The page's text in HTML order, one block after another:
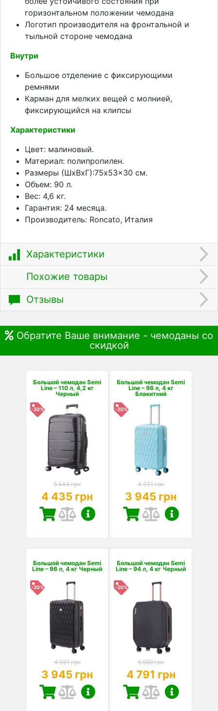
горизонтальном положении чемодана
Логотип производителя на фронтальной и
тыльной стороне чемодана
Внутри
Большое отделение с фиксирующими
ремнями
Карман для мелких вещей с молнией,
фиксирующийся на клипсы
Характеристики
Цвет: малиновый.
Материал: полипропилен.
Размеры (ШхВхГ):75x53x30 см.
Объем: 90 л.
Вес: 4,6 кг.
Гарантия: 24 месяца.
Производитель: Roncato, Италия
Характеристики
Похожие товары
Отзывы
Обратите Ваше внимание - чемоданы со
скидкой
Большой чемодан Semi
Line – 110 л, 4,2 кг
Черный
-20%
5 544 грн
4 435 грн
Большой чемодан Semi
Line – 96 л, 4 кг
Блакитний
-20%
4 931 грн
3 945 грн
Большой чемодан Semi
Line – 96 л, 4 кг Черный
-20%
4 931 грн
3 945 грн
Большой чемодан Semi
Line – 94 л, 4 кг Черный
-20%
5 989 грн
4 791 грн